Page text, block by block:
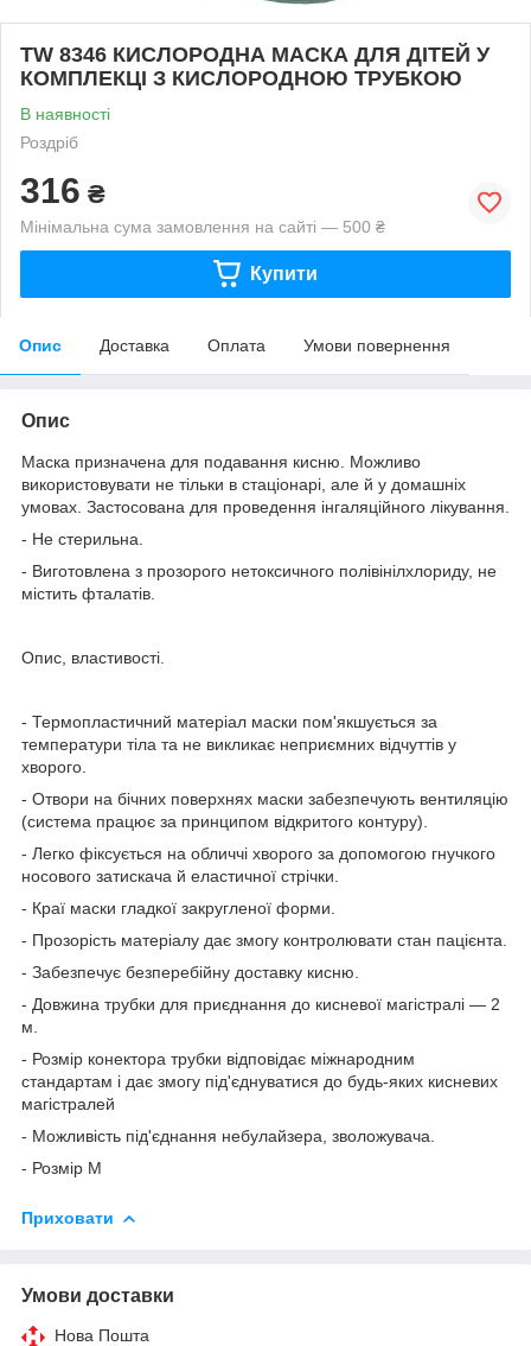
TW 8346 КИСЛОРОДНА МАСКА ДЛЯ ДІТЕЙ У
КОМПЛЕКЦІ З КИСЛОРОДНОЮ ТРУБКОЮ
В наявності
Роздріб
316 ₴
Мінімальна сума замовлення на сайті — 500 ₴
Купити
Опис Доставка Оплата Умови повернення
Опис
Маска призначена для подавання кисню. Можливо
використовувати не тільки в стаціонарі, але й у домашніх
умовах. Застосована для проведення інгаляційного лікування.
- Не стерильна.
- Виготовлена з прозорого нетоксичного полівінілхлориду, не
містить фталатів.
Опис, властивості.
- Термопластичний матеріал маски пом'якшується за
температури тіла та не викликає неприємних відчуттів у
хворого.
- Отвори на бічних поверхнях маски забезпечують вентиляцію
(система працює за принципом відкритого контуру).
- Легко фіксується на обличчі хворого за допомогою гнучкого
носового затискача й еластичної стрічки.
- Краї маски гладкої закругленої форми.
- Прозорість матеріалу дає змогу контролювати стан пацієнта.
- Забезпечує безперебійну доставку кисню.
- Довжина трубки для приєднання до кисневої магістралі — 2
м.
- Розмір конектора трубки відповідає міжнародним
стандартам і дає змогу під'єднуватися до будь-яких кисневих
магістралей
- Можливість під'єднання небулайзера, зволожувача.
- Розмір М
Приховати
Умови доставки
Нова Пошта